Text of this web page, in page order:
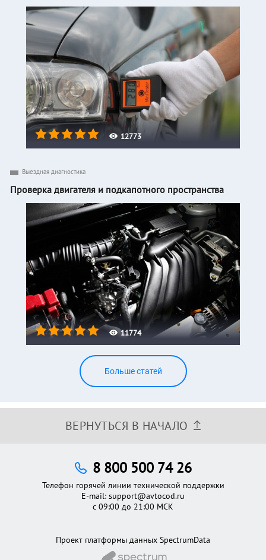
12773
11774
Выездная диагностика
Проверка двигателя и подкапотного пространства
Больше статей
ВЕРНУТЬСЯ В НАЧАЛО
Проект платформы данных SpectrumData
8 800 500 74 26
Телефон горячей линии технической поддержки
E-mail: support@avtocod.ru
с 09:00 до 21:00 МСК